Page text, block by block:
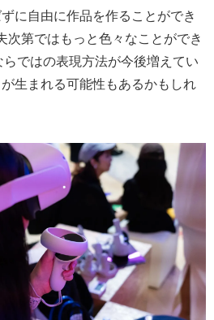
に自由に作品を作ることができ
次第ではもっと色々なことができ
ではの表現方法が今後増えてい
生まれる可能性もあるかもしれ